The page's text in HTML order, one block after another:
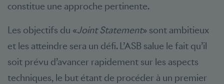
constitue une approche pertinente.
Les objectifs du «Joint Statement» sont ambitieux
et les atteindre sera un défi. L’ASB salue le fait qu’il
soit prévu d’avancer rapidement sur les aspects
techniques, le but étant de procéder à un premier